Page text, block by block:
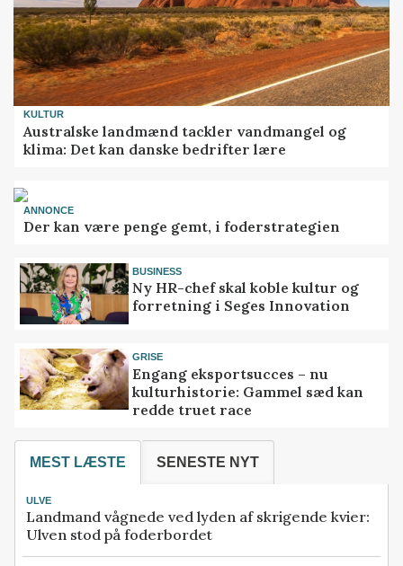
KULTUR
Australske landmænd tackler vandmangel og
klima: Det kan danske bedrifter lære
ANNONCE
Der kan være penge gemt, i foderstrategien
BUSINESS
Ny HR-chef skal koble kultur og
forretning i Seges Innovation
GRISE
Engang eksportsucces – nu
kulturhistorie: Gammel sæd kan
redde truet race
MEST LÆSTE SENESTE NYT
ULVE
Landmand vågnede ved lyden af skrigende kvier:
Ulven stod på foderbordet